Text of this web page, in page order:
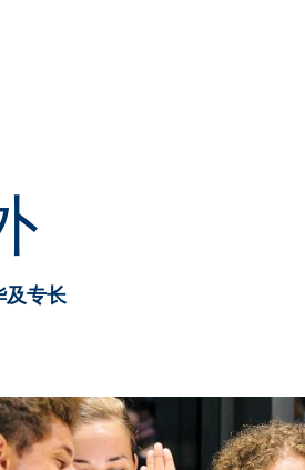
及专长